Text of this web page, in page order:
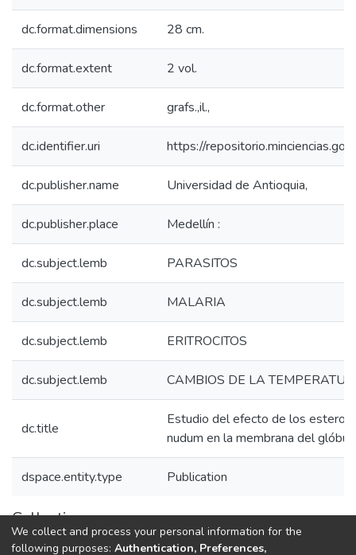
dc.format.dimensions 28 cm.
dc.format.extent 2 vol.
dc.format.other grafs.,il.,
dc.identifier.uri https://
dc.publisher.name Universidad de Antioquia,
dc.publisher.place Medellín :
dc.subject.lemb PARASITOS
dc.subject.lemb MALARIA
dc.subject.lemb ERITROCITOS
dc.subject.lemb CAMBIOS DE LA
dc.title
Estudio del efecto de los
nudum en la membrana del
dspace.entity.type Publication
Collections
1.1.2. Informes Finales
We collect and process your personal information for the
following purposes: Authentication, Preferences,